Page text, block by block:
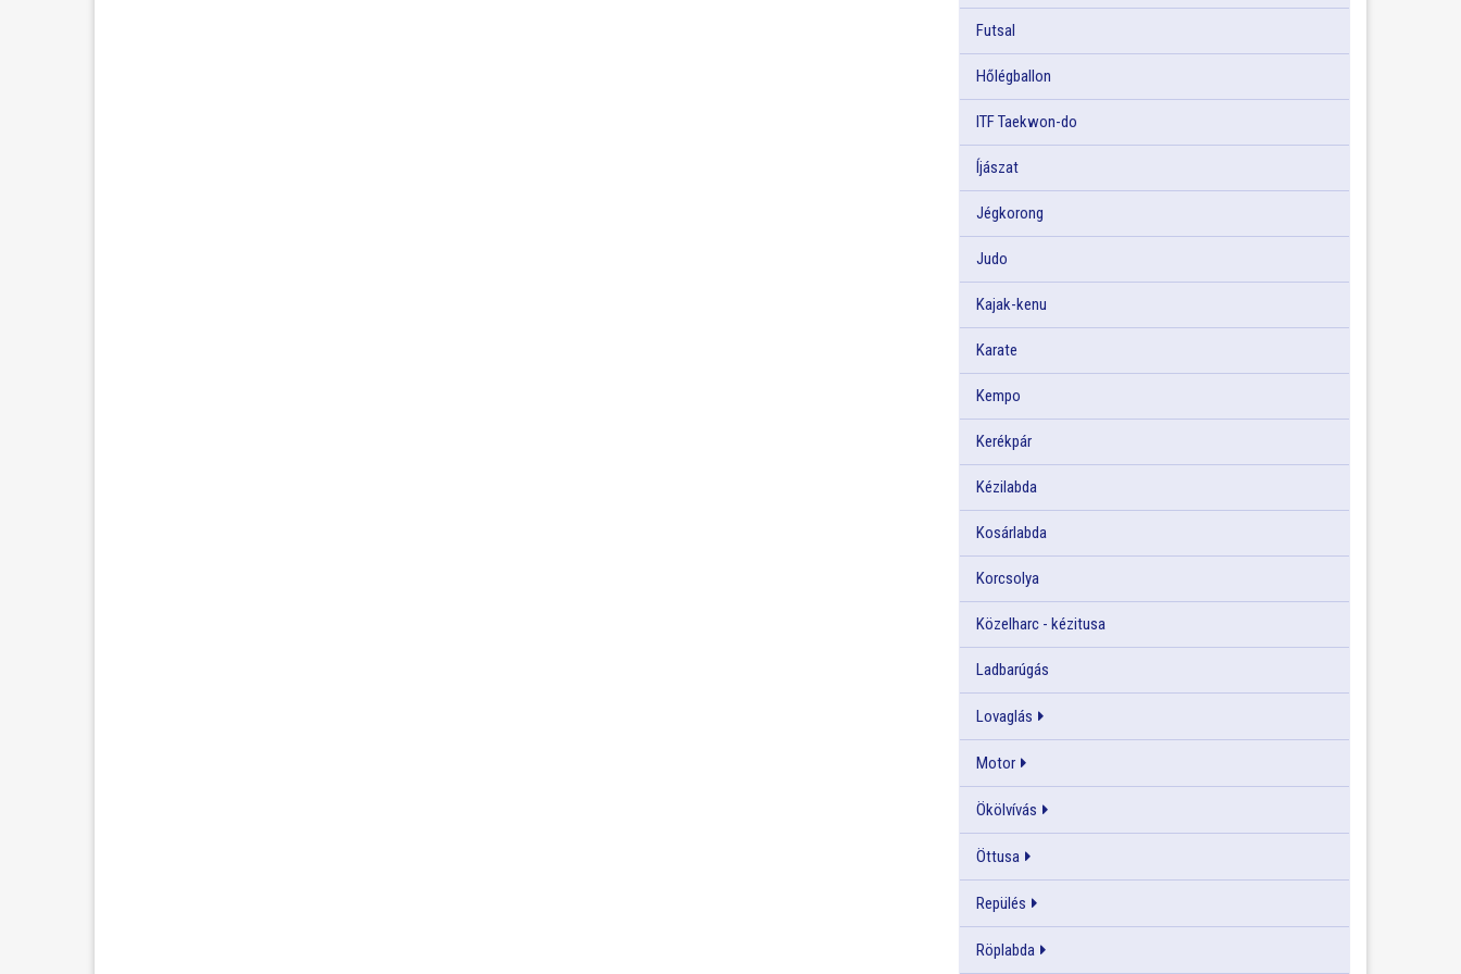
Futsal
Hőlégballon
ITF Taekwon-do
Íjászat
Jégkorong
Judo
Kajak-kenu
Karate
Kempo
Kerékpár
Kézilabda
Kosárlabda
Korcsolya
Közelharc - kézitusa
Ladbarúgás
Lovaglás
Motor
Ökölvívás
Öttusa
Repülés
Röplabda